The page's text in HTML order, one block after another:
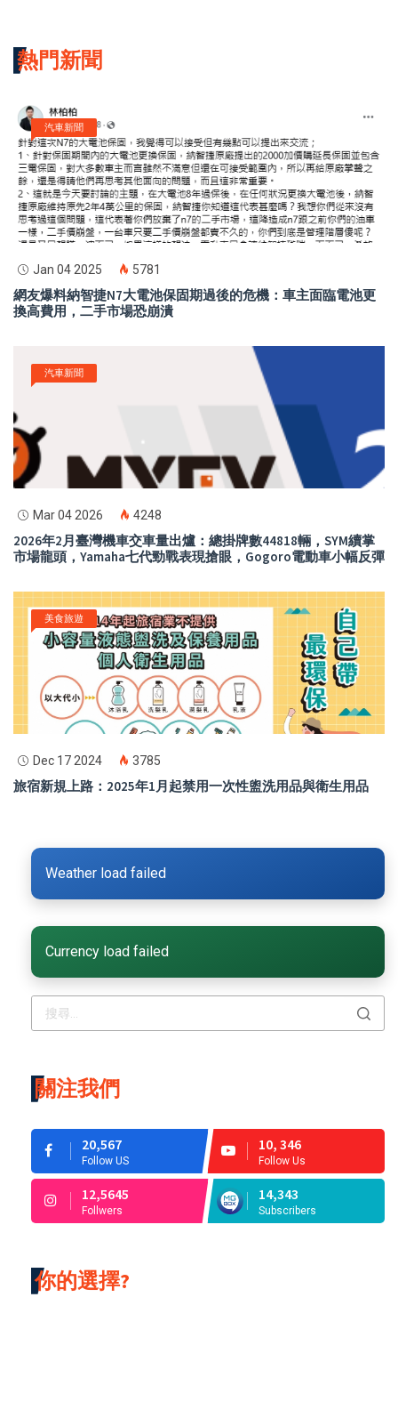
熱門新聞
汽車新聞
Jan 04 2025 5781
網友爆料納智捷N7大電池保固期過後的危機：車主面臨電池更
換高費用，二手市場恐崩潰
汽車新聞
Mar 04 2026 4248
2026年2月臺灣機車交車量出爐：總掛牌數44818輛，SYM續掌
市場龍頭，Yamaha七代勁戰表現搶眼，Gogoro電動車小幅反彈
美食旅遊
Dec 17 2024 3785
旅宿新規上路：2025年1月起禁用一次性盥洗用品與衛生用品
Weather load failed
Currency load failed
關注我們
20,567
Follow US
10, 346
Follow Us
12,5645
Follwers
14,343
Subscribers
你的選擇?